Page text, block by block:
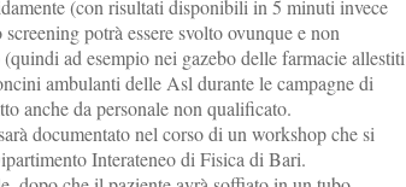
(con risultati disponibili in 5 minuti invece
potrà essere svolto ovunque e non
ad esempio nei gazebo delle farmacie allestiti
ambulanti delle Asl durante le campagne di
anche da personale non qualificato.
documentato nel corso di un workshop che si
Interateneo di Fisica di Bari.